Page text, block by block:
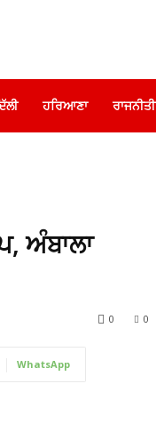
ਹਰਿਆਣਾ ਰਾਜਨੀਤੀ
ਅੰਬਾਲਾ
0
0
WhatsApp